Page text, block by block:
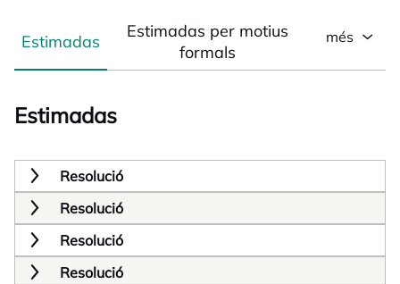
Estimadas
Estimadas per motius
formals
més
Estimadas
Resolució
Resolució
Resolució
Resolució